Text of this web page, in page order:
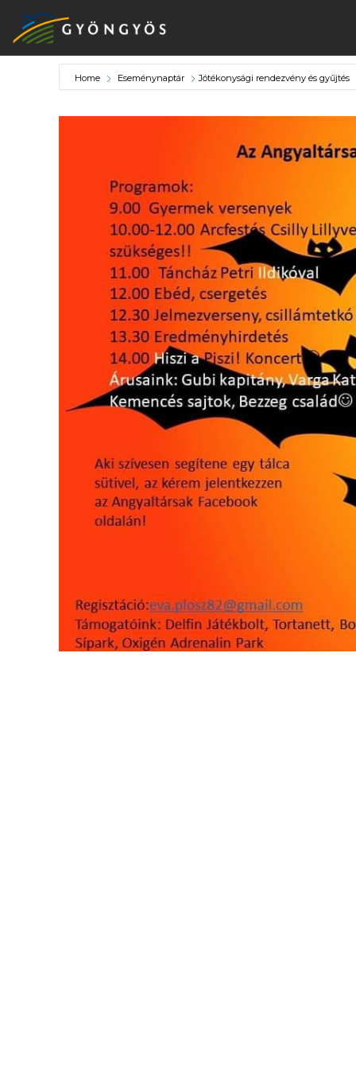
KIEMELT
LÁTVÁNYOSSÁGOK
GYÖNGYÖS
ÉRTÉKTÁRA
VÁROSUNKRÓL
LAKOSSÁGI
INFORMÁCIÓK
HASZNOS
KVÍZ
A
VÁROS
Home Eseménynaptár Jótékonysági rendezvény és gyűjtés